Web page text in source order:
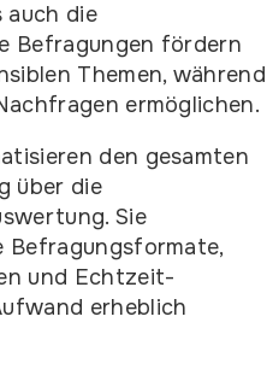
auch die
Befragungen fördern
Themen, während
ermöglichen.
den gesamten
über die
Sie
Befragungsformate,
und Echtzeit-
erheblich